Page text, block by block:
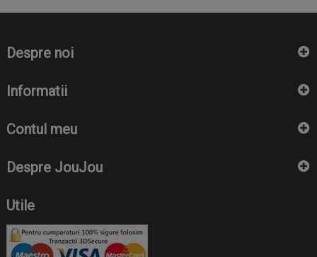
Despre noi
Informatii
Contul meu
Despre JouJou
Utile